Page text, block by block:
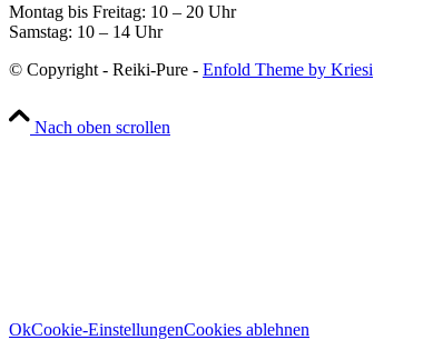
Montag bis Freitag: 10 – 20 Uhr
Samstag: 10 – 14 Uhr
© Copyright - Reiki-Pure - Enfold Theme by Kriesi
Nach oben scrollen
OkCookie-EinstellungenCookies ablehnen